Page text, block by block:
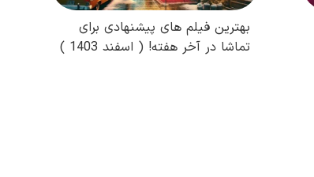
بهترین فیلم های پیشنهادی برای
تماشا در آخر هفته! ( اسفند 1403 )